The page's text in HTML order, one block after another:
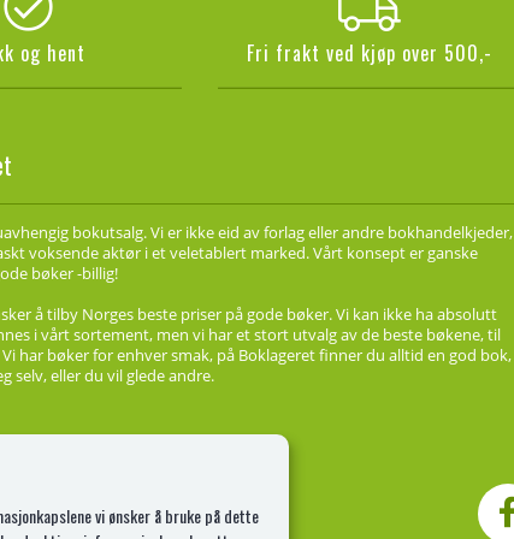
og hent Fri frakt ved kjøp over 500,-
bokutsalg. Vi er ikke eid av forlag eller andre bokhandelkjeder,
voksende aktør i et veletablert marked. Vårt konsept er ganske
bøker -billig!
å tilby Norges beste priser på gode bøker. Vi kan ikke ha absolutt
i vårt sortement, men vi har et stort utvalg av de beste bøkene, til
har bøker for enhver smak, på Boklageret finner du alltid en god bok,
selv, eller du vil glede andre.
vi ønsker å bruke på dette